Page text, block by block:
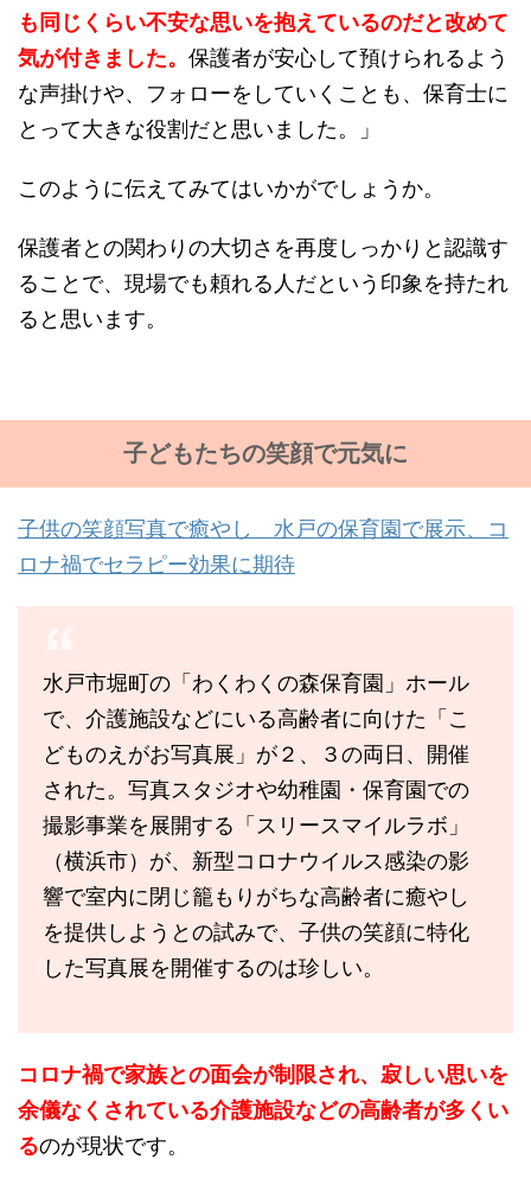
も同じくらい不安な思いを抱えているのだと改めて
気が付きました。 保護者が安心して預けられるよう
な声掛けや、フォローをしていくことも、保育士に
とって大きな役割だと思いました。」
このように伝えてみてはいかがでしょうか。
保護者との関わりの大切さを再度しっかりと認識す
ることで、現場でも頼れる人だという印象を持たれ
ると思います。
子どもたちの笑顔で元気に
子供の笑顔写真で癒やし 水戸の保育園で展示、コ
ロナ禍でセラピー効果に期待
水戸市堀町の「わくわくの森保育園」ホール
で、介護施設などにいる高齢者に向けた「こ
どものえがお写真展」が２、３の両日、開催
された。写真スタジオや幼稚園・保育園での
撮影事業を展開する「スリースマイルラボ」
（横浜市）が、新型コロナウイルス感染の影
響で室内に閉じ籠もりがちな高齢者に癒やし
を提供しようとの試みで、子供の笑顔に特化
した写真展を開催するのは珍しい。
コロナ禍で家族との面会が制限され、寂しい思いを
余儀なくされている介護施設などの高齢者が多くい
るのが現状です。